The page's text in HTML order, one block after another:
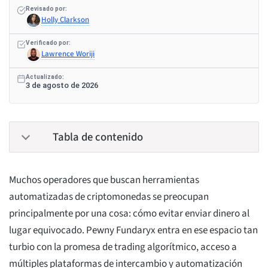
Revisado por:
Holly Clarkson
Verificado por:
Lawrence Woriji
Actualizado:
3 de agosto de 2026
Tabla de contenido
Muchos operadores que buscan herramientas
automatizadas de criptomonedas se preocupan
principalmente por una cosa: cómo evitar enviar dinero al
lugar equivocado. Pewny Fundaryx entra en ese espacio tan
turbio con la promesa de trading algorítmico, acceso a
múltiples plataformas de intercambio y automatización